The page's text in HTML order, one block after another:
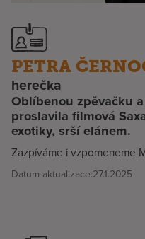
PETRA
herečka
Oblíbenou zpěvačku
proslavila filmová
exotiky, srší elánem.
Zazpíváme i vzpomeneme
Datum aktualizace:27.1.2025